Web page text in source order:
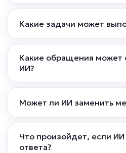
Какие задачи может
Какие обращения может
ИИ?
Может ли ИИ заменить
Что произойдет, если ИИ
ответа?